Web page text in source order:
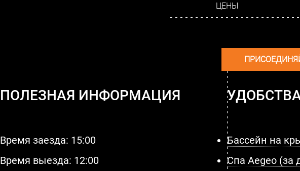
ЦЕНЫ
ПОЛЕЗНАЯ ИНФОРМАЦИЯ
Время заезда: 15:00
Время выезда: 12:00
Бассейн на
Спа Aegeo (за